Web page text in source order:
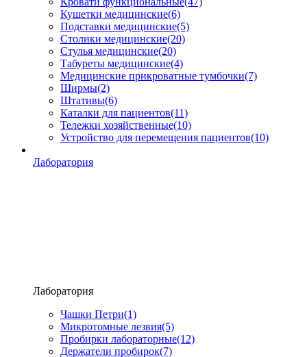
Кушетки медицинские(6)
Подставки медицинские(5)
Столики медицинские(20)
Стулья медицинские(20)
Табуреты медицинские(4)
Медицинские прикроватные тумбочки(7)
Ширмы(2)
Штативы(6)
Каталки для пациентов(11)
Тележки хозяйственные(10)
Устройство для перемещения пациентов(10)
Лаборатория
Лаборатория
Чашки Петри(1)
Микротомные лезвия(5)
Пробирки лабораторные(12)
Держатели пробирок(7)